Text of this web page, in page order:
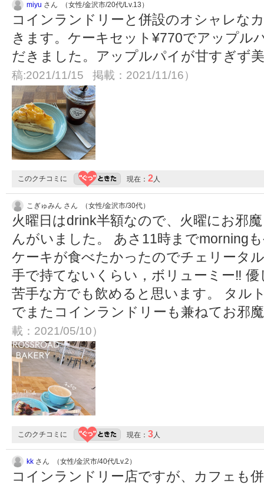
miyu さん （女性/金沢市/20代/Lv.13）
コインランドリーと併設のオシャレな
きます。ケーキセット¥770でアップル
だきました。アップルパイが甘すぎず
稿:2021/11/15 掲載：2021/11/16）
このクチコミに 現在： 2人
こぎゅみん さん （女性/金沢市/30代）
火曜日はdrink半額なので、火曜にお邪
んがいました。 あさ11時までmorning
ケーキが食べたかったのでチェリータ
手で持てないくらい，ボリューミー‼︎
苦手な方でも飲めると思います。 タル
でまたコインランドリーも兼ねてお邪
載：2021/05/10）
このクチコミに 現在： 3人
kk さん （女性/金沢市/40代/Lv.2）
コインランドリー店ですが、カフェも